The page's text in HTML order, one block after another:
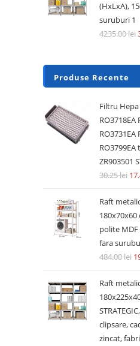
(HxLxA),
suruburi 1
4235.00lei
Produse Recente
Filtru
RO3718EA
RO3731EA
RO3799EA
ZR903501
30.25lei
Raft
polite
fara
484.00lei
Raft
clipsare,
zincat,